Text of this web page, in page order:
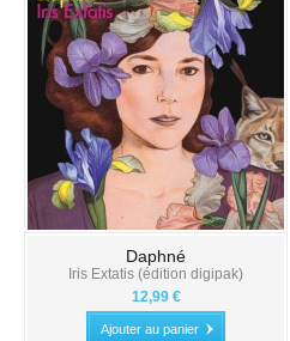
Daphné
Iris Extatis (édition digipak)
12,99 €
Ajouter au panier